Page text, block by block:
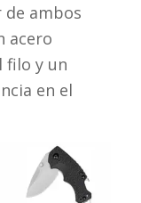
ambos
acero
filo y un
en el